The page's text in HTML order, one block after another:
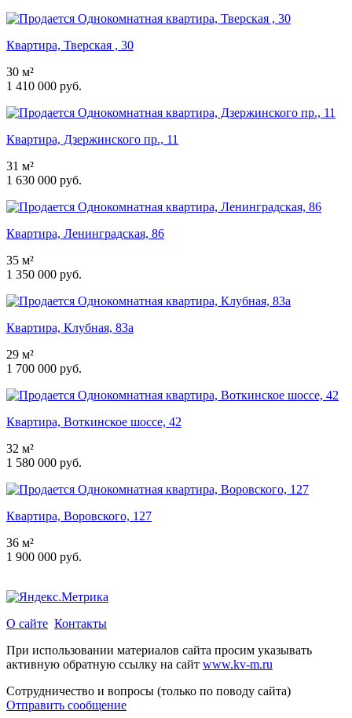
Квартира, Тверская , 30
30 м²
1 410 000 руб.
Квартира, Дзержинского пр., 11
31 м²
1 630 000 руб.
Квартира, Ленинградская, 86
35 м²
1 350 000 руб.
Квартира, Клубная, 83а
29 м²
1 700 000 руб.
Квартира, Воткинское шоссе, 42
32 м²
1 580 000 руб.
Квартира, Воровского, 127
36 м²
1 900 000 руб.
О сайте Контакты
При использовании материалов сайта просим указывать
активную обратную ссылку на сайт www.kv-m.ru
Сотрудничество и вопросы (только по поводу сайта)
Отправить сообщение